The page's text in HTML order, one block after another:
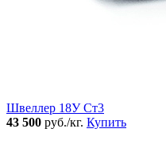
Швеллер 18У Ст3
43 500 руб./кг. Купить